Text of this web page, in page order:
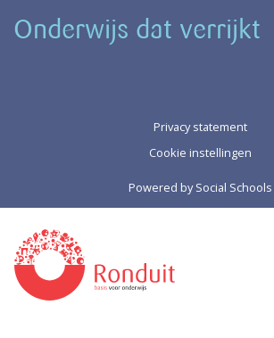
Onderwijs dat verrijkt
Privacy statement
Cookie instellingen
Powered bySocial Schools